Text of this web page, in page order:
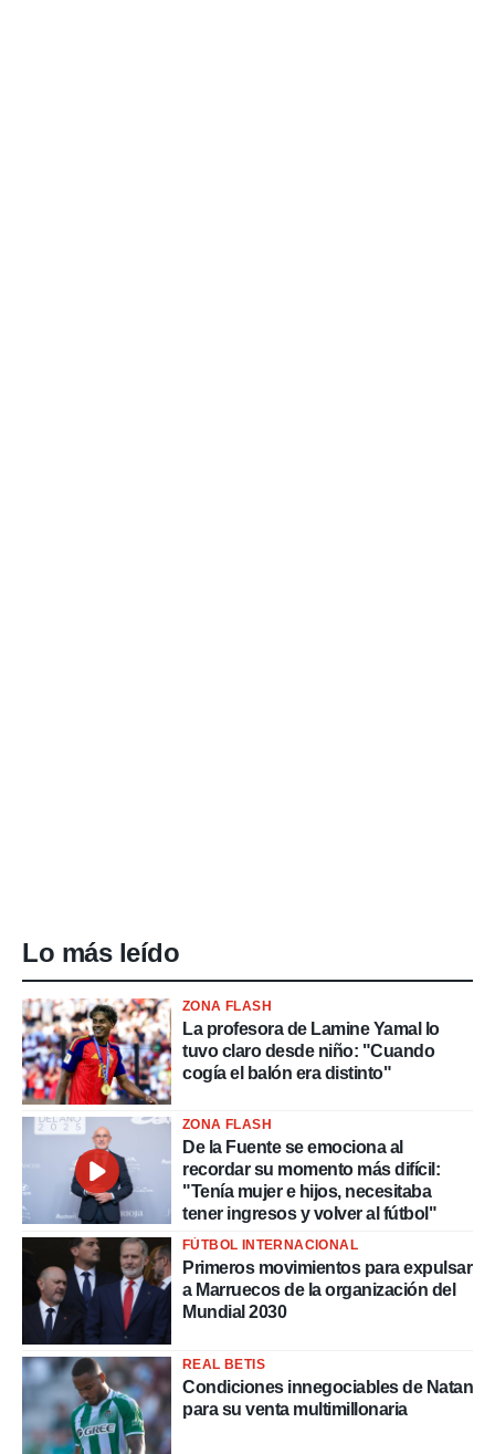
Lo más leído
ZONA FLASH
La profesora de Lamine Yamal lo
tuvo claro desde niño: "Cuando
cogía el balón era distinto"
ZONA FLASH
De la Fuente se emociona al
recordar su momento más difícil:
"Tenía mujer e hijos, necesitaba
tener ingresos y volver al fútbol"
FÚTBOL INTERNACIONAL
Primeros movimientos para expulsar
a Marruecos de la organización del
Mundial 2030
REAL BETIS
Condiciones innegociables de Natan
para su venta multimillonaria